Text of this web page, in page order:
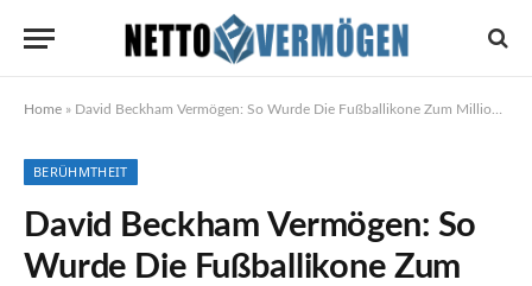
Home » David Beckham Vermögen: So Wurde Die Fußballikone Zum Millionenstar
BERÜHMTHEIT
David Beckham Vermögen: So
Wurde Die Fußballikone Zum